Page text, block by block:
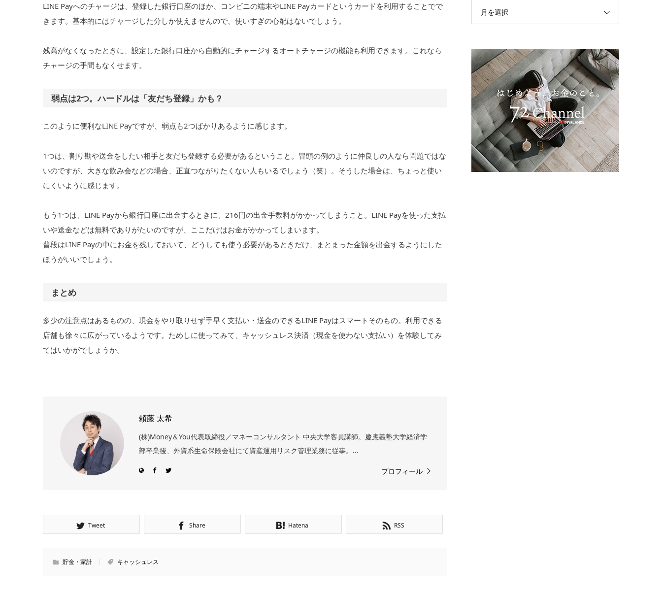
LINE Payへのチャージは、登録した銀行口座のほか、コンビニの端末やLINE Payカードというカードを利用することでで
きます。基本的にはチャージした分しか使えませんので、使いすぎの心配はないでしょう。
残高がなくなったときに、設定した銀行口座から自動的にチャージするオートチャージの機能も利用できます。これなら
チャージの手間もなくせます。
弱点は2つ。ハードルは「友だち登録」かも？
このように便利なLINE Payですが、弱点も2つばかりあるように感じます。
1つは、割り勘や送金をしたい相手と友だち登録する必要があるということ。冒頭の例のように仲良しの人なら問題ではな
いのですが、大きな飲み会などの場合、正直つながりたくない人もいるでしょう（笑）。そうした場合は、ちょっと使い
にくいように感じます。
もう1つは、LINE Payから銀行口座に出金するときに、216円の出金手数料がかかってしまうこと。LINE Payを使った支払
いや送金などは無料でありがたいのですが、ここだけはお金がかかってしまいます。
普段はLINE Payの中にお金を残しておいて、どうしても使う必要があるときだけ、まとまった金額を出金するようにした
ほうがいいでしょう。
まとめ
多少の注意点はあるものの、現金をやり取りせず手早く支払い・送金のできるLINE Payはスマートそのもの。利用できる
店舗も徐々に広がっているようです。ためしに使ってみて、キャッシュレス決済（現金を使わない支払い）を体験してみ
てはいかがでしょうか。
頼藤 太希
(株)Money＆You代表取締役／マネーコンサルタント 中央大学客員講師。慶應義塾大学経済学
部卒業後、外資系生命保険会社にて資産運用リスク管理業務に従事。...
プロフィール
Tweet Share Hatena RSS
貯金・家計 キャッシュレス
月を選択